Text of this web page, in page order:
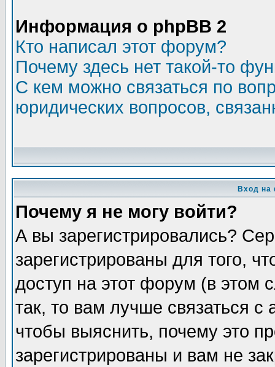
Информация о phpBB 2
Кто написал этот форум?
Почему здесь нет такой-то
С кем можно связаться по
юридических вопросов,
Вход на
Почему я не могу войти?
А вы зарегистрировались?
зарегистрированы для того,
доступ на этот форум (в этом
так, то вам лучше связаться
чтобы выяснить, почему это
зарегистрированы и вам не